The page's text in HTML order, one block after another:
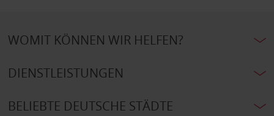
WOMIT KÖNNEN WIR HELFEN?
DIENSTLEISTUNGEN
BELIEBTE DEUTSCHE STÄDTE